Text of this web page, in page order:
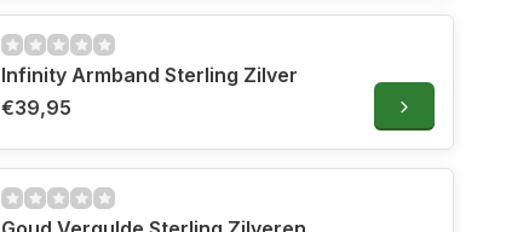
Infinity Armband Sterling Zilver
€39,95